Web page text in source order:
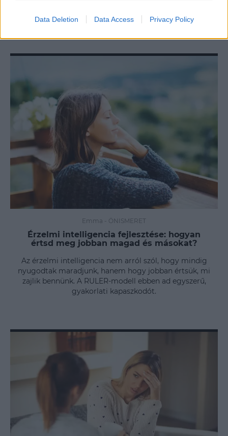
Data Deletion Data Access Privacy Policy
segítséget kérni.
Emma - ÖNISMERET
Érzelmi intelligencia fejlesztése: hogyan
értsd meg jobban magad és másokat?
Az érzelmi intelligencia nem arról szól, hogy mindig
nyugodtak maradjunk, hanem hogy jobban értsük, mi
zajlik bennünk. A RULER-modell ebben ad egyszerű,
gyakorlati kapaszkodót.